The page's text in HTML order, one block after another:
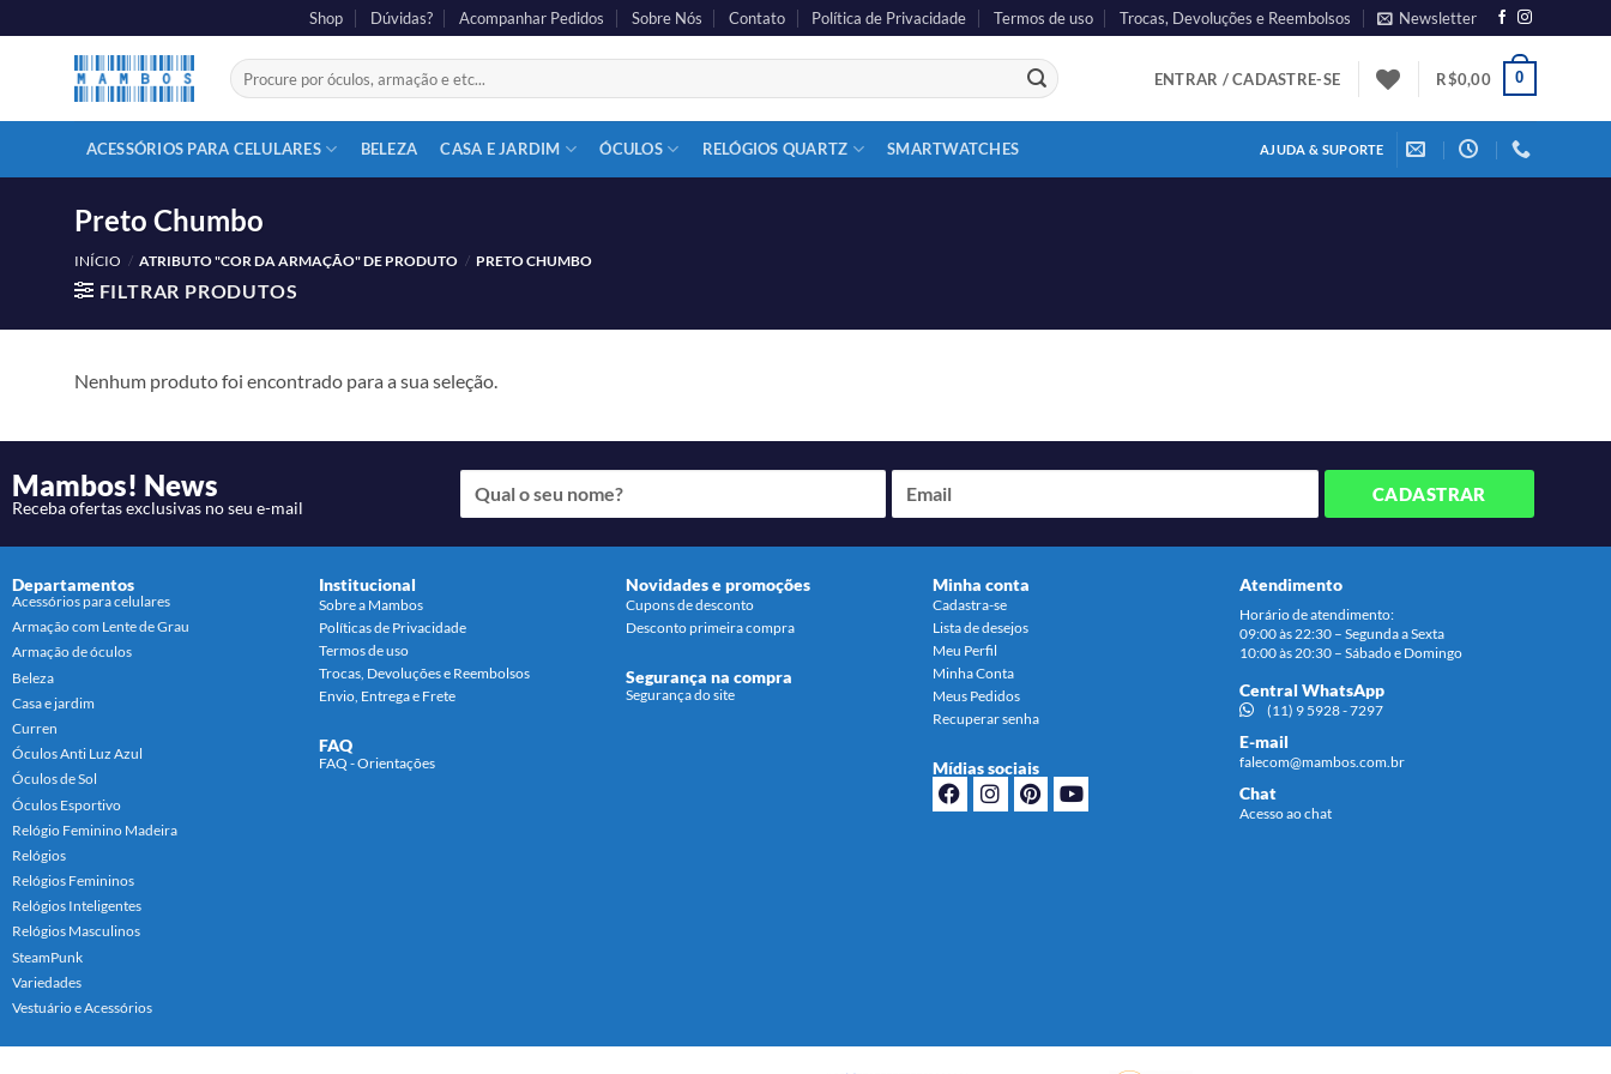
Shop Dúvidas? Acompanhar Pedidos Sobre Nós Contato Política de Privacidade Termos de uso Trocas, Devoluções e Reembolsos Newsletter
ENTRAR / CADASTRE-SE R$0,00 0
ACESSÓRIOS PARA CELULARES BELEZA CASA E JARDIM ÓCULOS RELÓGIOS QUARTZ SMARTWATCHES AJUDA & SUPORTE
Preto Chumbo
INÍCIO / ATRIBUTO "COR DA ARMAÇÃO" DE PRODUTO / PRETO CHUMBO
FILTRAR PRODUTOS
Nenhum produto foi encontrado para a sua seleção.
Mambos! News
Receba ofertas exclusivas no seu e-mail
CADASTRAR
Departamentos
Acessórios para celulares
Armação com Lente de Grau
Armação de óculos
Beleza
Casa e jardim
Curren
Óculos Anti Luz Azul
Óculos de Sol
Óculos Esportivo
Relógio Feminino Madeira
Relógios
Relógios Femininos
Relógios Inteligentes
Relógios Masculinos
SteamPunk
Variedades
Vestuário e Acessórios
Institucional
Sobre a Mambos
Políticas de Privacidade
Termos de uso
Trocas, Devoluções e Reembolsos
Envio, Entrega e Frete
FAQ
FAQ - Orientações
Novidades e promoções
Cupons de desconto
Desconto primeira compra
Segurança na compra
Segurança do site
Minha conta
Cadastra-se
Lista de desejos
Meu Perfil
Minha Conta
Meus Pedidos
Recuperar senha
Mídias sociais
Atendimento
Horário de atendimento:
09:00 às 22:30 – Segunda a Sexta
10:00 às 20:30 – Sábado e Domingo
Central WhatsApp
(11) 9 5928 - 7297
E-mail
falecom@mambos.com.br
Chat
Acesso ao chat